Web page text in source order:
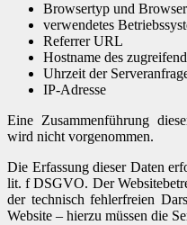
Browsertyp und
verwendetes
Referrer URL
Hostname des
Uhrzeit der
IP-Adresse
Eine Zusammenführung
wird nicht vorgenommen.
Die Erfassung dieser Daten
lit. f DSGVO. Der
der technisch fehlerfreien
Website – hierzu müssen die